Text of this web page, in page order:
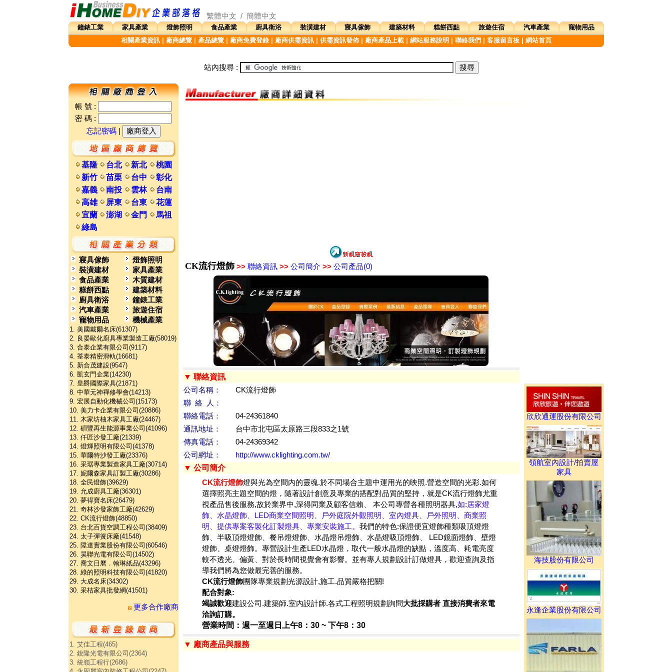
繁體中文 / 簡體中文
鐘錶工業 家具產業 燈飾照明 食品產業 廚具衛浴 裝潢建材 寢具傢飾 建築材料 糕餅西點 旅遊住宿 汽車產業
寵物用品
相關產業資訊| 廠商總覽| 產品總覽| 廠商免費登錄| 廠商供需資訊| 供需資訊發佈| 廠商產品上載| 網站服務說明 聯絡我們 客服留言板| 網站首頁
站內搜尋 :
帳 號 :
密 碼 :
忘記密碼|
基隆 台北 新北
桃園
新竹
苗栗 台中
彰化
嘉義
南投 雲林
台南
高雄
屏東 台東
花蓮
宜蘭
澎湖 金門
馬祖
綠島
寢具傢飾
燈飾照明
裝潢建材
家具產業
食品產業
木質建材
糕餅西點
建築材料
廚具衛浴
鐘錶工業
汽車產業
旅遊住宿
寵物用品
機械產業
1. 美國戴爾名床(61307)
2. 良晏歐化廚具專業製造工廠(58019)
3. 合泰企業有限公司(9117)
4. 荃泰精密滑軌(16681)
5. 新合茂建設(9547)
6. 凱玄門企業(14230)
7. 皇爵國際家具(21871)
8. 中華元神禪修學會(14213)
9. 宏展自動化機械公司(15173)
10. 美力卡企業有限公司(20886)
11. 木家坊柚木家具工廠(24467)
12. 碩豐再生能源事業公司(41096)
13. 仟匠沙發工廠(21339)
14. 燈輝照明有限公司(41378)
15. 華爾特沙發工廠(23376)
16. 采琚專業製造家具工廠(30714)
17. 妮爾森家具訂製工廠(30286)
18. 全民燈飾(39629)
19. 允成廚具工廠(36301)
20. 夢得寶名床(26479)
21. 奇林沙發家飾工廠(42629)
22. CK流行燈飾(48850)
23. 台北百貨空調工程公司(38409)
24. 太子彈簧床廠(41548)
25. 陞達實業股份有限公司(60546)
26. 昊聯光電有限公司(14502)
27. 喬文日曆．翰琳紙品(43296)
28. 綠的照明科技有限公司(41820)
29. 大成名床(34302)
30. 采桔家具批發網(41501)
更多合作廠商
1. 艾佳工程(465)
2. 銳隆光電有限公司(2364)
3. 統嶺工程行(2686)
CK流行燈飾 >>聯絡資訊 >>公司簡介 >>公司產品(0)
▼ 聯絡資訊
公司名稱：
CK流行燈飾
聯 絡 人：
聯絡電話：
04-24361840
通訊地址：
台中市北屯區太原路三段833之1號
傳真電話：
04-24369342
公司網址：
http://www.cklighting.com.tw/
▼ 公司簡介
CK流行燈飾燈與光為空間內的靈魂.於不同場合主題中運用光的映照.營造空間的光彩.如何
選擇照亮主題空間的燈，隨著設計創意及專業的搭配對品質的堅持，就是CK流行燈飾尤重
視產品售後服務,故於業界中,深得同業及顧客信賴、 本公司專營各種照明器具,如:居家燈
飾、水晶燈飾、LED商業空間照明、戶外庭院外觀照明、室內燈具、戶外照明、商業照
明、提供專案客製化訂製燈具、專業安裝施工。 我們的特色:保證便宜燈飾種類吸頂燈燈
飾、半吸頂燈燈飾、餐吊燈燈飾、水晶燈吊燈飾、水晶燈吸頂燈飾、 LED鏡面燈飾、壁燈
燈飾、桌燈燈飾。 專營設計生產LED水晶燈，取代一般水晶燈的缺點，溫度高、耗電亮度
較不透光、偏黃、對於長時間視覺會有影響。並有專人規劃設計訂做燈具，歡迎查詢及指
導我們將為您做最完善的服務。
CK流行燈飾團隊專業規劃光源設計,施工.品質嚴格把關!
配合對象:
竭誠歡迎建設公司.建築師.室內設計師.各式工程照明規劃詢問大批採購者 直接消費者來電
洽詢訂購。
營業時間：週一至週日上午8：30 ~ 下午8：30
▼ 廠商產品與服務
欣欣通運股份有限公司
領航室內設計/拍賣屋
家具
海技股份有限公司
永逢企業股份有限公司